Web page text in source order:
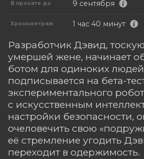
В прокате до 9 сентября
Хронометраж 1 час 40 минут
Разработчик Дэвид,
умершей жене, начинает
ботом для одиноких
подписывается на бета-
экспериментального
с искусственным
настройки безопасности,
очеловечить свою
её стремление угодить
переходит в одержимость.